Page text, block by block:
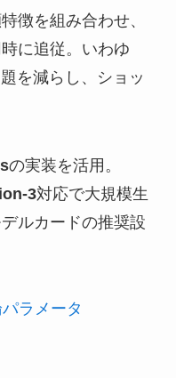
徴を組み合わせ、
に追従。いわゆ
を減らし、ショッ
の実装を活用。
3対応で大規模生
ルカードの推奨設
ラメータ